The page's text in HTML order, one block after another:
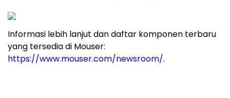
Informasi lebih lanjut dan daftar komponen terbaru
yang tersedia di Mouser:
https://www.mouser.com/newsroom/.